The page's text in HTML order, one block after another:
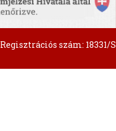
Regisztrációs szám: 18331/S